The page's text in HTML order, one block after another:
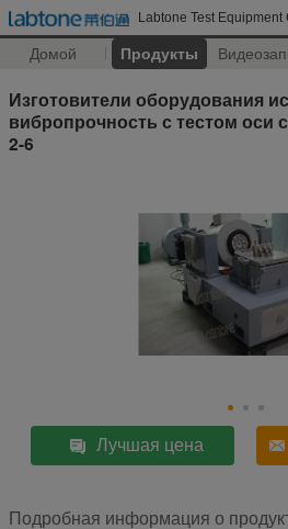
Labtone Test Equipment
Домой Продукты
Изготовители оборудования
вибропрочность с тестом оси
2-6
Лучшая цена
Подробная информация о